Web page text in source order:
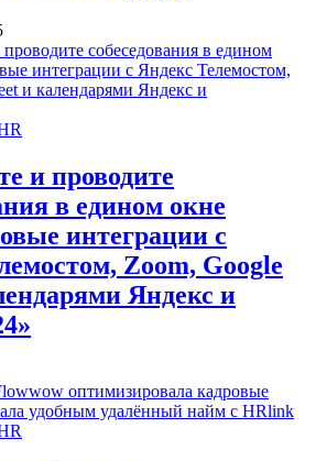
и проводите
в едином окне
интеграции с
Zoom, Google
Яндекс и